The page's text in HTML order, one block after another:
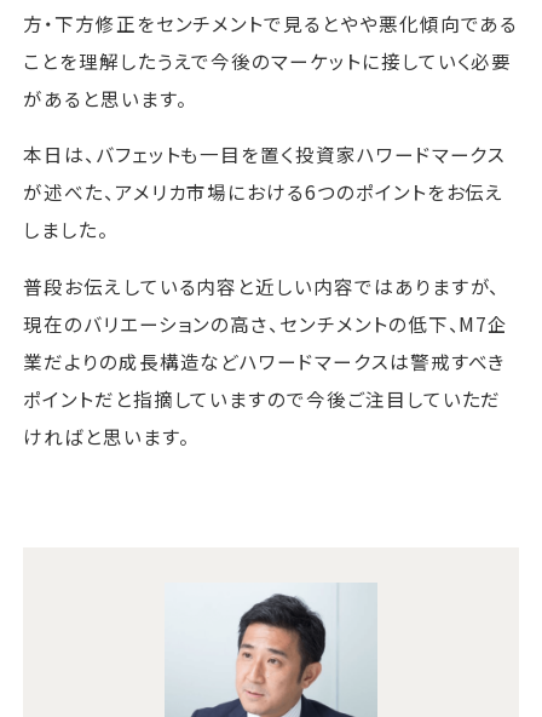
方・下方修正をセンチメントで見るとやや悪化傾向である
ことを理解したうえで今後のマーケットに接していく必要
があると思います。
本日は、バフェットも一目を置く投資家ハワードマークス
が述べた、アメリカ市場における6つのポイントをお伝え
しました。
普段お伝えしている内容と近しい内容ではありますが、
現在のバリエーションの高さ、センチメントの低下、M7企
業だよりの成長構造などハワードマークスは警戒すべき
ポイントだと指摘していますので今後ご注目していただ
ければと思います。